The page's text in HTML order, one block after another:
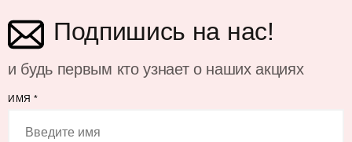
Подпишись на нас!
и будь первым кто узнает о наших акциях
ИМЯ *